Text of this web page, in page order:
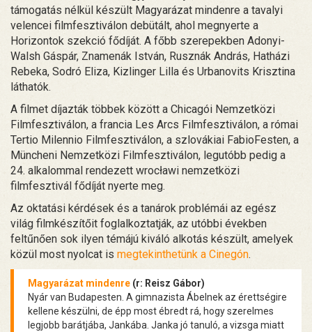
támogatás nélkül készült Magyarázat mindenre a tavalyi
velencei filmfesztiválon debütált, ahol megnyerte a
Horizontok szekció fődíját. A főbb szerepekben Adonyi-
Walsh Gáspár, Znamenák István, Rusznák András, Hatházi
Rebeka, Sodró Eliza, Kizlinger Lilla és Urbanovits Krisztina
láthatók.
A filmet díjazták többek között a Chicagói Nemzetközi
Filmfesztiválon, a francia Les Arcs Filmfesztiválon, a római
Tertio Milennio Filmfesztiválon, a szlovákiai FabioFesten, a
Müncheni Nemzetközi Filmfesztiválon, legutóbb pedig a
24. alkalommal rendezett wrocławi nemzetközi
filmfesztivál fődíját nyerte meg.
Az oktatási kérdések és a tanárok problémái az egész
világ filmkészítőit foglalkoztatják, az utóbbi években
feltűnően sok ilyen témájú kiváló alkotás készült, amelyek
közül most nyolcat is megtekinthetünk a Cinegón.
Magyarázat mindenre (r: Reisz Gábor)
Nyár van Budapesten. A gimnazista Ábelnek az érettségire
kellene készülni, de épp most ébredt rá, hogy szerelmes
legjobb barátjába, Jankába. Janka jó tanuló, a vizsga miatt